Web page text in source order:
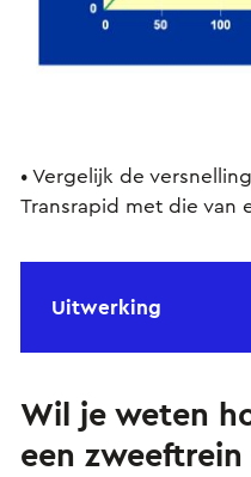
• Vergelijk de
Transrapid met die van
Uitwerking
Wil je weten
een